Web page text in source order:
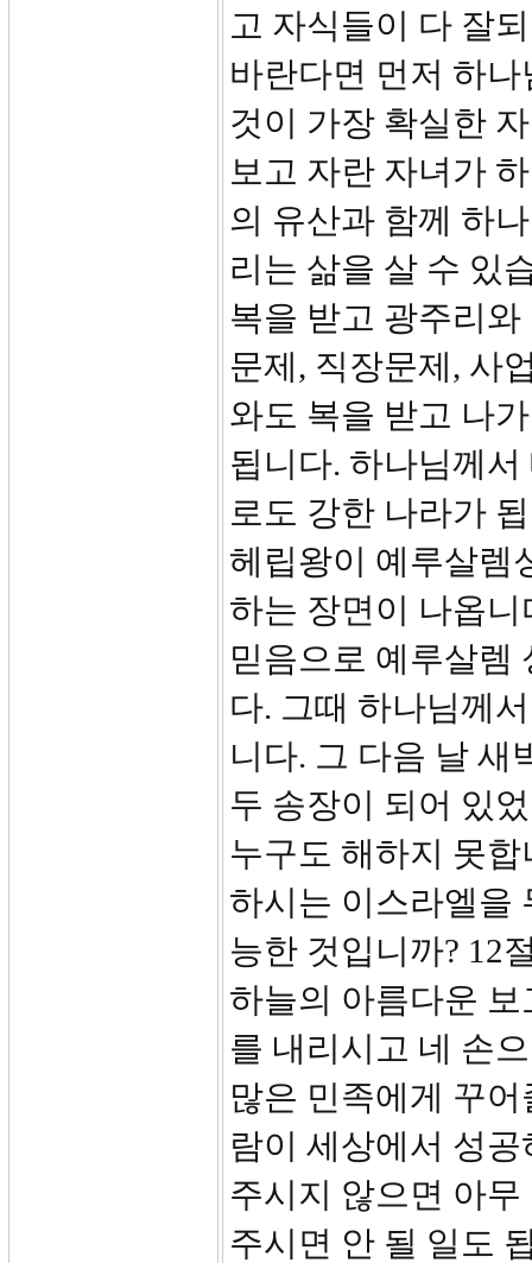
고 자식들이 다 잘
바란다면 먼저 하
것이 가장 확실한
보고 자란 자녀가
의 유산과 함께 하
리는 삶을 살 수 있
복을 받고 광주리
문제, 직장문제, 사
와도 복을 받고 나
됩니다. 하나님께
로도 강한 나라가
헤립왕이 예루살렘
하는 장면이 나옵
믿음으로 예루살렘
다. 그때 하나님께
니다. 그 다음 날 새
두 송장이 되어 있
누구도 해하지 못
하시는 이스라엘을
능한 것입니까? 12
하늘의 아름다운
를 내리시고 네 손
많은 민족에게 꾸
람이 세상에서 성
주시지 않으면 아
주시면 안 될 일도